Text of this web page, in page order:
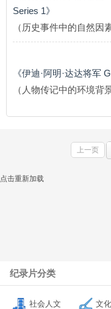
Series 1》
（历史事件中的自然因
《伊迪·阿明·达达将军
（人物传记中的环境背
上一页
点击重新加载
纪录片分类
社会人文 文